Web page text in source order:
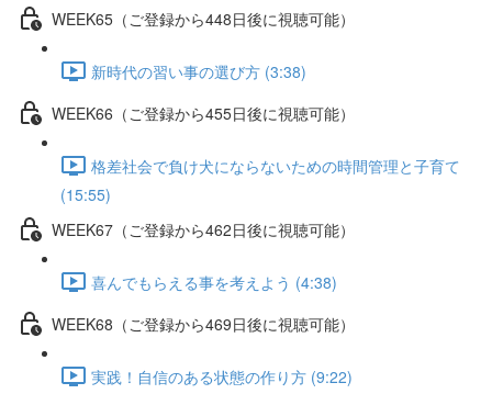
WEEK65（ご登録から448日後に視聴可能）
新時代の習い事の選び方 (3:38)
WEEK66（ご登録から455日後に視聴可能）
格差社会で負け犬にならないための時間管理と子育て
(15:55)
WEEK67（ご登録から462日後に視聴可能）
喜んでもらえる事を考えよう (4:38)
WEEK68（ご登録から469日後に視聴可能）
実践！自信のある状態の作り方 (9:22)